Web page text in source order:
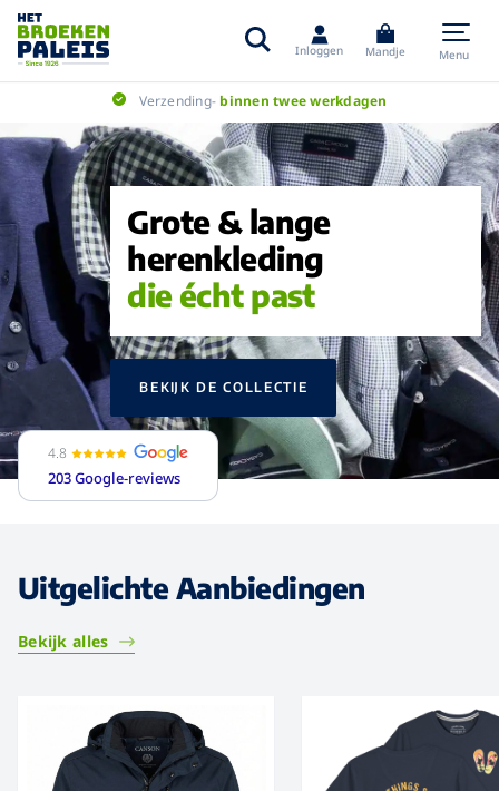
Inloggen Mandje Menu
Verzending- binnen twee werkdagen
Grote & lange
herenkleding
die écht past
BEKIJK DE COLLECTIE
4.8
203 Google-reviews
Uitgelichte Aanbiedingen
Bekijk alles